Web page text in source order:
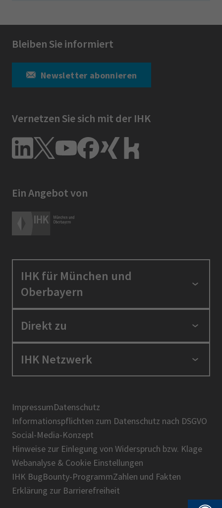
Bleiben Sie informiert
Newsletter abonnieren
Vernetzen Sie sich mit der IHK
Ein Angebot von
IHK für München und
Oberbayern
Standortpolitik
Berufszugang
Über uns
Direkt zu
Positionen
Presse
IHK-Magazin
IHK Netzwerk
BIHK
DIHK
AHK
IHK-Standortportal Bayern
ImpressumDatenschutz
Informationspflichten zum Datenschutz nach DSGVO
Social-Media-Konzept
Hinweise zur Einlegung von Widerspruch bzw. Klage
Webanalyse & Cookie Einstellungen
IHK BugBounty-ProgrammZahlen und Fakten
Erklärung zur Barrierefreiheit